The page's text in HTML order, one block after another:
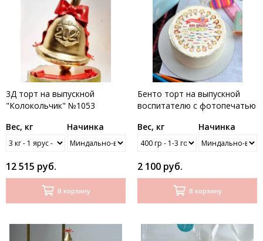
3Д торт на выпускной
"Колокольчик" №1053
Вес, кг
Начинка
12 515 руб.
В корзину
Бенто торт на выпускной
воспитателю с фотопечатью
Вес, кг
Начинка
2 100 руб.
В корзину